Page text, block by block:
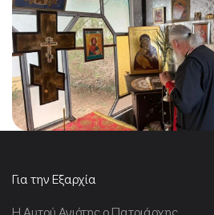
Για την Εξαρχία